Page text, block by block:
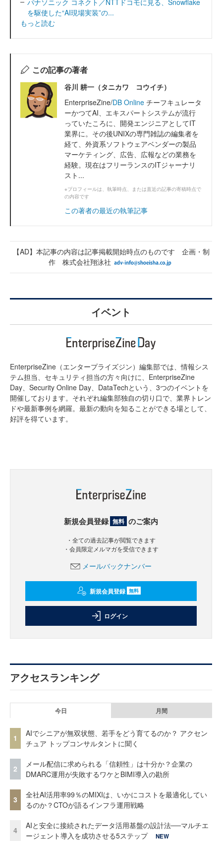
を駆使した“AI現場実装”の...
もっと読む
この記事の著者
谷川 耕一（タニカワ コウイチ）
EnterpriseZine/DB Online チーフキュレータ
ーかつてAI、エキスパートシステムが流行
っていたころに、開発エンジニアとしてIT
業界に。その後UNIXの専門雑誌の編集者を
経て、外資系ソフトウェアベンダーの製品
マーケティング、広告、広報などの業務を
経験。現在はフリーランスのITジャーナリ
スト...
※プロフィールは、執筆時点、または直近の記事の寄稿時点で
の内容です
この著者の最近の執筆記事
【AD】本記事の内容は記事掲載開始時点のものです 企画・制
作 株式会社翔泳社
イベント
EnterpriseZine（エンタープライズジン）編集部では、情報シス
テム担当、セキュリティ担当の方々向けに、EnterpriseZine
Day、Security Online Day、DataTechという、3つのイベントを
開催しております。それぞれ編集部独自の切り口で、業界トレン
ドや最新事例を網羅。最新の動向を知ることができる場として、
好評を得ています。
新規会員登録 無料 のご案内
・全ての過去記事が閲覧できます
・会員限定メルマガを受信できます
メールバックナンバー
新規会員登録 無料
ログイン
アクセスランキング
今日 月間
1
AIでシニアが無双状態、若手をどう育てるのか？ アクセン
チュア トップコンサルタントに聞く
2
メール配信に求められる「信頼性」は十分か？企業の
DMARC運用が失敗するワケとBIMI導入の勘所
3
全社AI活用率99％のMIXIは、いかにコストを最適化してい
るのか？CTOが語るインフラ運用戦略
4
AIと安全に接続されたデータ活用基盤の設計法──マルチエ
ージェント導入を成功させる5ステップ
NEW